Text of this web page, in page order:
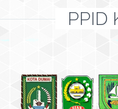
PPID